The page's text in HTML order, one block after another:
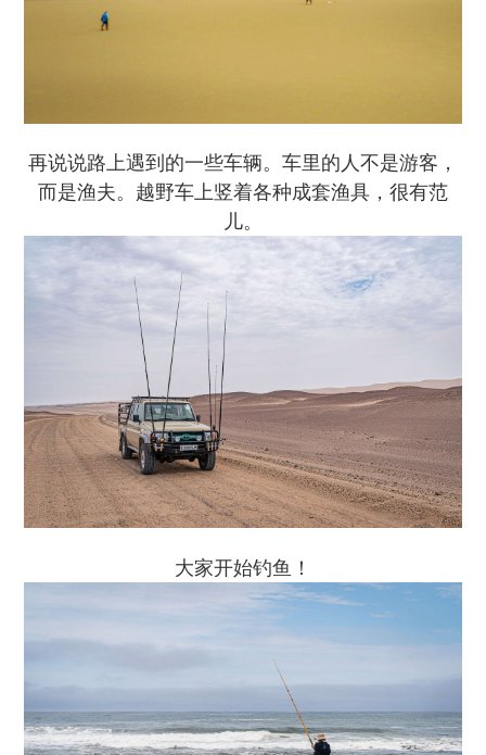
再说说路上遇到的一些车辆。车里的人不是游客，
而是渔夫。越野车上竖着各种成套渔具，很有范
儿。
大家开始钓鱼！